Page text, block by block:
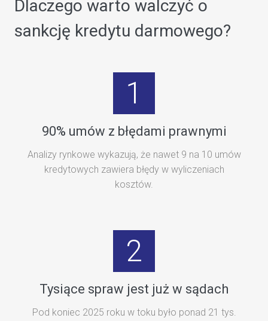
Dlaczego warto walczyć o
sankcję kredytu darmowego?
1
90% umów z błędami prawnymi
Analizy rynkowe wykazują, że nawet 9 na 10 umów
kredytowych zawiera błędy w wyliczeniach
kosztów.
2
Tysiące spraw jest już w sądach
Pod koniec 2025 roku w toku było ponad 21 tys.